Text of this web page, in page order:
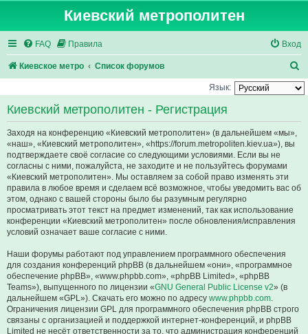
Киевский метрополитен
FAQ Правила Вход
Киевское метро Список форумов
о
с
Язык:
Киевский метрополитен - Регистрация
Заходя на конференцию «Киевский метрополитен» (в дальнейшем «мы»,
«наш», «Киевский метрополитен», «https://forum.metropoliten.kiev.ua»), вы
подтверждаете своё согласие со следующими условиями. Если вы не
согласны с ними, пожалуйста, не заходите и не пользуйтесь форумами
«Киевский метрополитен». Мы оставляем за собой право изменять эти
правила в любое время и сделаем всё возможное, чтобы уведомить вас об
этом, однако с вашей стороны было бы разумным регулярно
просматривать этот текст на предмет изменений, так как использование
конференции «Киевский метрополитен» после обновления/исправления
условий означает ваше согласие с ними.
Наши форумы работают под управлением программного обеспечения
для создания конференций phpBB (в дальнейшем «они», «программное
обеспечение phpBB», «www.phpbb.com», «phpBB Limited», «phpBB
Teams»), выпущенного по лицензии «GNU General Public License v2» (в
дальнейшем «GPL»). Скачать его можно по адресу www.phpbb.com.
Ограничения лицензии GPL для программного обеспечения phpBB строго
связаны с организацией и поддержкой интернет-конференций, и phpBB
Limited не несёт ответственности за то, что администрация конференций